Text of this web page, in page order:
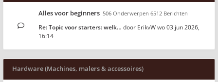
Alles voor beginners 506 Onderwerpen 6512 Berichten
Re: Topic voor starters: welk… door ErikvWwo 03 jun 2026,
16:14
Hardware (Machines, malers & accessoires)